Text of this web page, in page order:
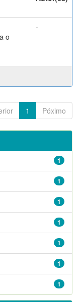
o
-
1 Póximo
1
1
1
1
1
1
1